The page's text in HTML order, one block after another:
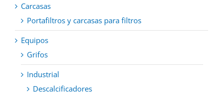
página
de
producto
Carcasas
Portafiltros y carcasas para filtros
Equipos
Grifos
Industrial
Descalcificadores